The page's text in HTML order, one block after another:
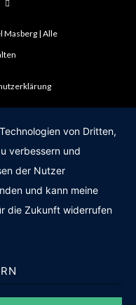
Masberg | Alle
von Dritten,
verbessern und
der Nutzer
und kann meine
die Zukunft widerrufen